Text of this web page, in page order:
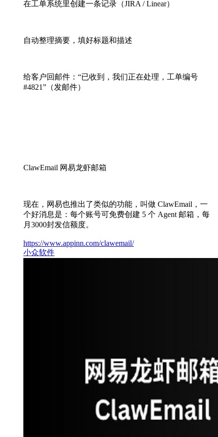
在工单系统里创建一条记录（JIRA / Linear）
自动整理摘要，填好标题和描述
给客户回邮件：“已收到，我们正在处理，工单编号
#4821”（发邮件）
ClawEmail 网易龙虾邮箱
现在，网易也推出了类似的功能，叫做 ClawEmail，一
个好消息是：每个账号可免费创建 5 个 Agent 邮箱，每
月3000封发信额度。
https://www.appinn.com/clawemail/
小众软件